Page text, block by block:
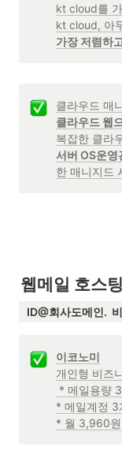
kt cloud를
가장 저렴하
클라우드 웹
서버 OS운영
한 매니지드
웹메일 호스팅
ID@회사도메인.
이코노미
개인형 비즈
* 메일계정 3
* 월 3,960원